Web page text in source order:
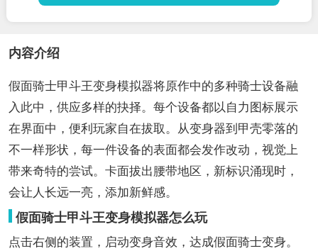
内容介绍
假面骑士甲斗王变身模拟器将原作中的多种骑士设备融
入此中，供应多样的抉择。每个设备都以自力图标展示
在界面中，便利玩家自在拔取。从变身器到甲壳零落的
不一样形状，每一件设备的表面都会发作改动，视觉上
带来奇特的尝试。卡面拔出腰带地区，新标识涌现时，
会让人长远一亮，添加新鲜感。
假面骑士甲斗王变身模拟器怎么玩
点击右侧的装置，启动变身音效，达成假面骑士变身。